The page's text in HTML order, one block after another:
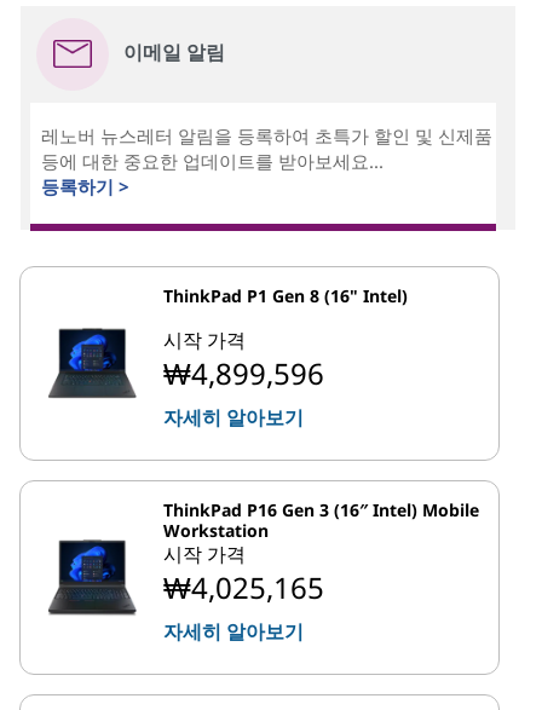
이메일 알림
레노버 뉴스레터 알림을 등록하여 초특가 할인 및 신제품
등에 대한 중요한 업데이트를 받아보세요...
등록하기 >
ThinkPad P1 Gen 8 (16" Intel)
시작 가격
₩4,899,596
자세히 알아보기
ThinkPad P16 Gen 3 (16″ Intel) Mobile
Workstation
시작 가격
₩4,025,165
자세히 알아보기